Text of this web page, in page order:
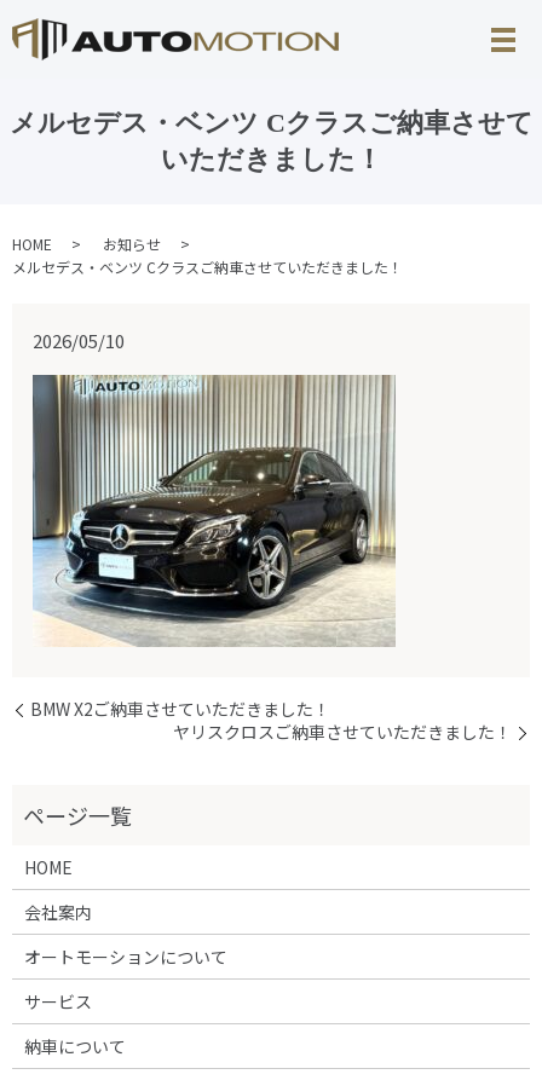
メルセデス・ベンツ Cクラスご納車させて
いただきました！
HOME
お知らせ
メルセデス・ベンツ Cクラスご納車させていただきました！
2026/05/10
BMW X2ご納車させていただきました！
ヤリスクロスご納車させていただきました！
HOME
会社案内
オートモーションについて
サービス
納車について